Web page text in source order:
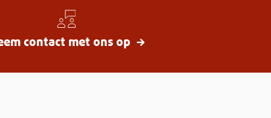
contact met ons op